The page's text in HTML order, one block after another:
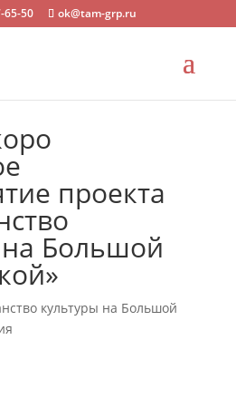
65-50 ok@tam-grp.ru
проекта
Большой
культуры на Большой